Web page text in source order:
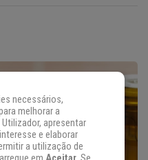
necessários,
melhorar a
apresentar
e elaborar
a utilização de